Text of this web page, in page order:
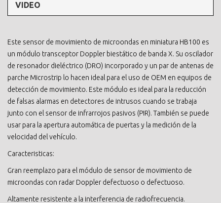
VIDEO
Este sensor de movimiento de microondas en miniatura HB100 es
un módulo transceptor Doppler biestático de banda X. Su oscilador
de resonador dieléctrico (DRO) incorporado y un par de antenas de
parche Microstrip lo hacen ideal para el uso de OEM en equipos de
detección de movimiento. Este módulo es ideal para la reducción
de falsas alarmas en detectores de intrusos cuando se trabaja
junto con el sensor de infrarrojos pasivos (PIR). También se puede
usar para la apertura automática de puertas y la medición de la
velocidad del vehículo.
Caracteristicas:
Gran reemplazo para el módulo de sensor de movimiento de
microondas con radar Doppler defectuoso o defectuoso.
Altamente resistente a la interferencia de radiofrecuencia.